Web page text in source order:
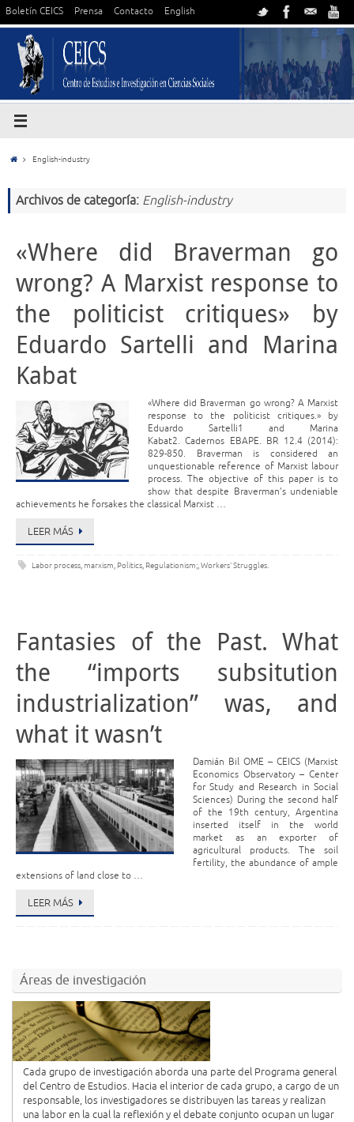
Boletín CEICS Prensa Contacto English
English-industry
Archivos de categoría: English-industry
«Where did Braverman go
wrong? A Marxist response to
the politicist critiques» by
Eduardo Sartelli and Marina
Kabat
«Where did Braverman go wrong? A Marxist
response to the politicist critiques.» by
Eduardo Sartelli1 and Marina
Kabat2. Cadernos EBAPE. BR 12.4 (2014):
829-850. Braverman is considered an
unquestionable reference of Marxist labour
process. The objective of this paper is to
show that despite Braverman’s undeniable
achievements he forsakes the classical Marxist …
LEER MÁS
Labor process, marxism, Politics, Regulationism;,Workers' Struggles.
Fantasies of the Past. What
the “imports subsitution
industrialization” was, and
what it wasn’t
Damián Bil OME – CEICS (Marxist
Economics Observatory – Center
for Study and Research in Social
Sciences) During the second half
of the 19th century, Argentina
inserted itself in the world
market as an exporter of
agricultural products. The soil
fertility, the abundance of ample
extensions of land close to …
LEER MÁS
Áreas de investigación
Cada grupo de investigación aborda una parte del Programa general
del Centro de Estudios. Hacia el interior de cada grupo, a cargo de un
responsable, los investigadores se distribuyen las tareas y realizan
una labor en la cual la reflexión y el debate conjunto ocupan un lugar